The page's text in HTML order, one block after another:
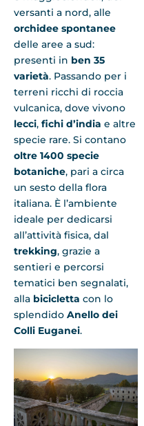
versanti a nord, alle
orchidee spontanee
delle aree a sud:
presenti in ben 35
varietà. Passando per i
terreni ricchi di roccia
vulcanica, dove vivono
lecci, fichi d’india e altre
specie rare. Si contano
oltre 1400 specie
botaniche, pari a circa
un sesto della flora
italiana. È l’ambiente
ideale per dedicarsi
all’attività fisica, dal
trekking, grazie a
sentieri e percorsi
tematici ben segnalati,
alla bicicletta con lo
splendido Anello dei
Colli Euganei.